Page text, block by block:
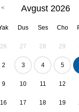
Avgust 2026
Dus Ses Cho
26 27 28 29
2 3 4 5
9 10 11 12
16 17 18 19